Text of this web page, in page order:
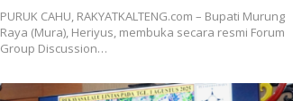
PURUK CAHU, RAKYATKALTENG.com – Bupati Murung
Raya (Mura), Heriyus, membuka secara resmi Forum
Group Discussion…